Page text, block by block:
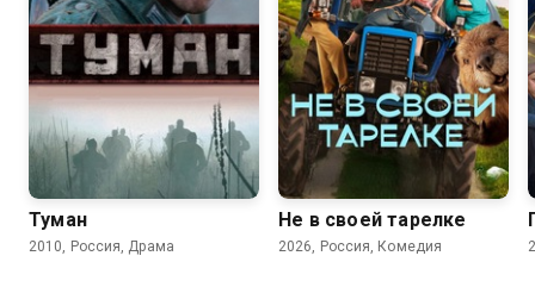
7.1
Туман
2010, Россия, Драма
6.5
Не в своей тарелке
2026, Россия, Комедия